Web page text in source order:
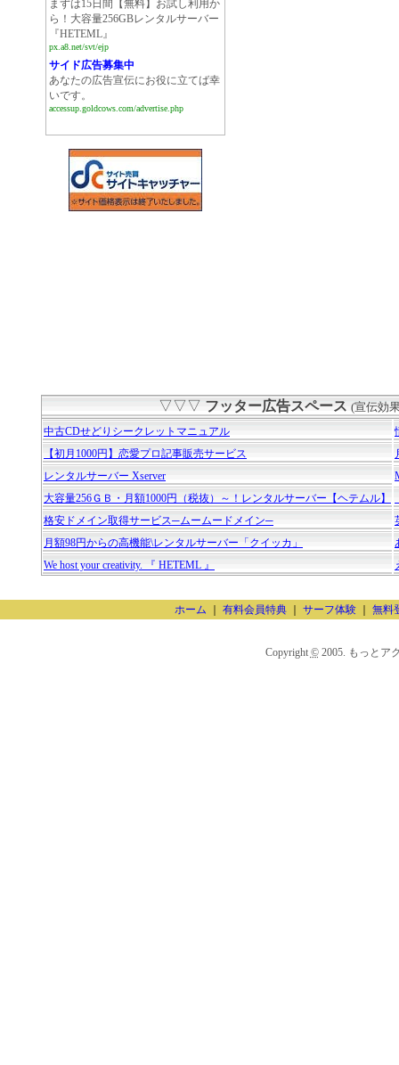
まずは15日間【無料】お試し利用か
ら！大容量256GBレンタルサーバー
『HETEML』
px.a8.net/svt/ejp
サイド広告募集中
あなたの広告宣伝にお役に立てば幸
いです。
accessup.goldcows.com/advertise.php
▽▽▽ フッター広告スペース (宣伝効
中古CDせどりシークレットマニュアル
【初月1000円】恋愛プロ記事販売サービス
レンタルサーバー Xserver
大容量256ＧＢ・月額1000円（税抜）～！レンタルサーバー【ヘテムル】
格安ドメイン取得サービス─ムームードメイン─
月額98円からの高機能\レンタルサーバー「クイッカ」
We host your creativity. 『 HETEML 』
ホーム 有料会員特典 サーフ体験 無料
Copyright ©2005. もっとア